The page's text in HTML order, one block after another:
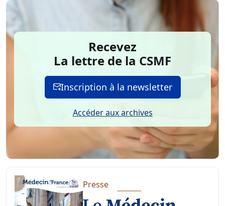
Recevez
La lettre de la CSMF
Inscription à la newsletter
Accéder aux archives
Presse